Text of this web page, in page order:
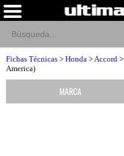
Fichas Técnicas > Honda >Accord >
America)
MARCA